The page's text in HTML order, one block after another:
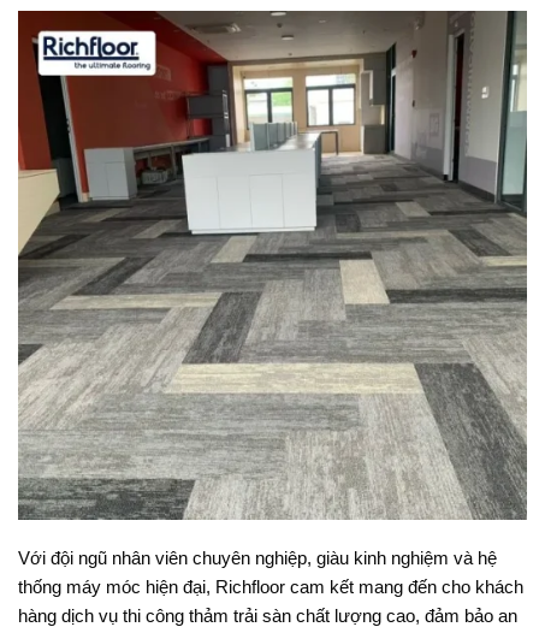
Với đội ngũ nhân viên chuyên nghiệp, giàu kinh nghiệm và hệ
thống máy móc hiện đại, Richfloor cam kết mang đến cho khách
hàng dịch vụ thi công thảm trải sàn chất lượng cao, đảm bảo an